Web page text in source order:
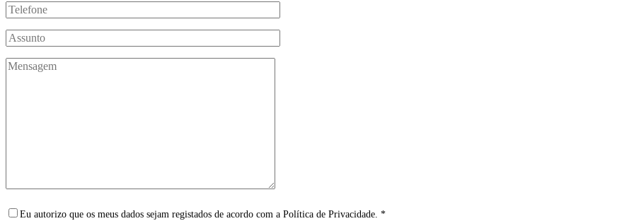
Eu autorizo que os meus dados sejam registados de acordo com a Política de Privacidade. *